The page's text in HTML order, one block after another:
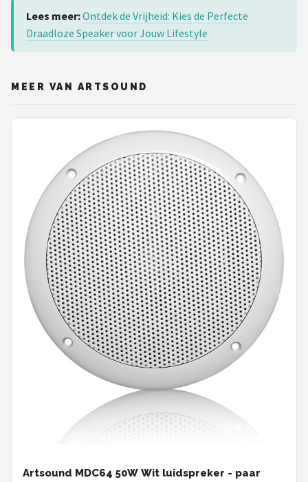
Lees meer:Ontdek de Vrijheid: Kies de Perfecte
Draadloze Speaker voor Jouw Lifestyle
MEER VAN ARTSOUND
Artsound MDC64 50W Wit luidspreker - paar